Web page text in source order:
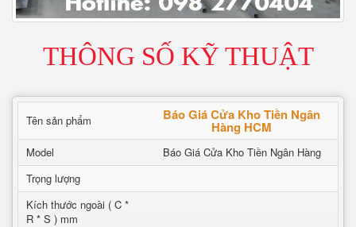
THÔNG SỐ KỸ THUẬT
Tên sản phẩm Báo Giá Cửa Kho Tiền Ngân
Hàng HCM
Model
Báo Giá Cửa Kho Tiền Ngân Hàng
Trọng lượng
Kích thước ngoài ( C *
R * S ) mm